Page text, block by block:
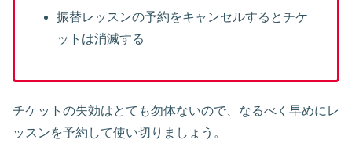
振替レッスンの予約をキャンセルするとチケ
ットは消滅する
チケットの失効はとても勿体ないので、なるべく早めにレ
ッスンを予約して使い切りましょう。